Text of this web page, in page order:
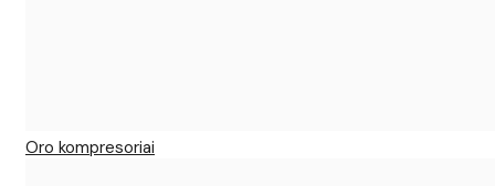
Oro kompresoriai